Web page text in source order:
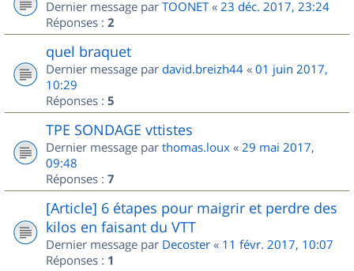
Dernier message par TOONET« 23 déc. 2017, 23:24
Réponses : 2
quel braquet
Dernier message par david.breizh44 « 01 juin 2017,
10:29
Réponses : 5
TPE SONDAGE vttistes
Dernier message par thomas.loux « 29 mai 2017,
09:48
Réponses : 7
[Article] 6 étapes pour maigrir et perdre des
kilos en faisant du VTT
Dernier message par Decoster « 11 févr. 2017, 10:07
Réponses : 1